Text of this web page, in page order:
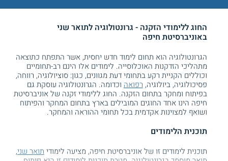
החוג ללימודי הזקנה - גרונטולוגיה לתואר שני
באוניברסיטת חיפה
הגרונטולוגיה הוא תחום לימוד חדש יחסית, אשר התפתח כתוצאה
מתהליכי הזדקנות האוכלוסייה. לימודים אלו הינם רב-תחומיים
וכוללים הקניית רקע בתחומי דעת מגוונים, כגון: סוציולוגיה, רווחה,
פסיכולוגיה, ביולוגיה, רפואה וכדומה. הגרונטולוגיה עוסקת גם
בפיתוח ומחקר בתחום הזקנה. החוג ללימודי זקנה של אוניברסיטת
חיפה הינו אחד החוגים המובילים בארץ בתחום המחקר והפיתוח
ושואף למצוינות אקדמית בכל תחומי ההוראה והמחקר.
תוכנית הלימודים
תוכנית לימודים זו של אוניברסיטת חיפה, מציעה לימודי תואר שני,